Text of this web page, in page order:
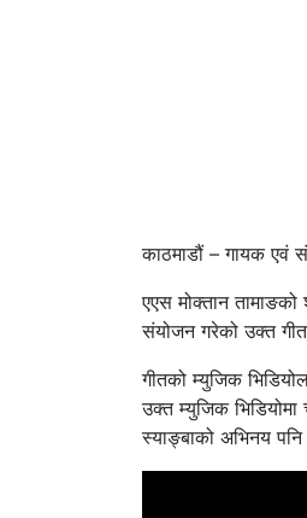
काठमाडौं – गायक एवं
एएस मोक्तान
संयोजन गरेको उक्त
गीतको म्युजिक
उक्त म्युजिक
स्याङ्बाको अभिनय